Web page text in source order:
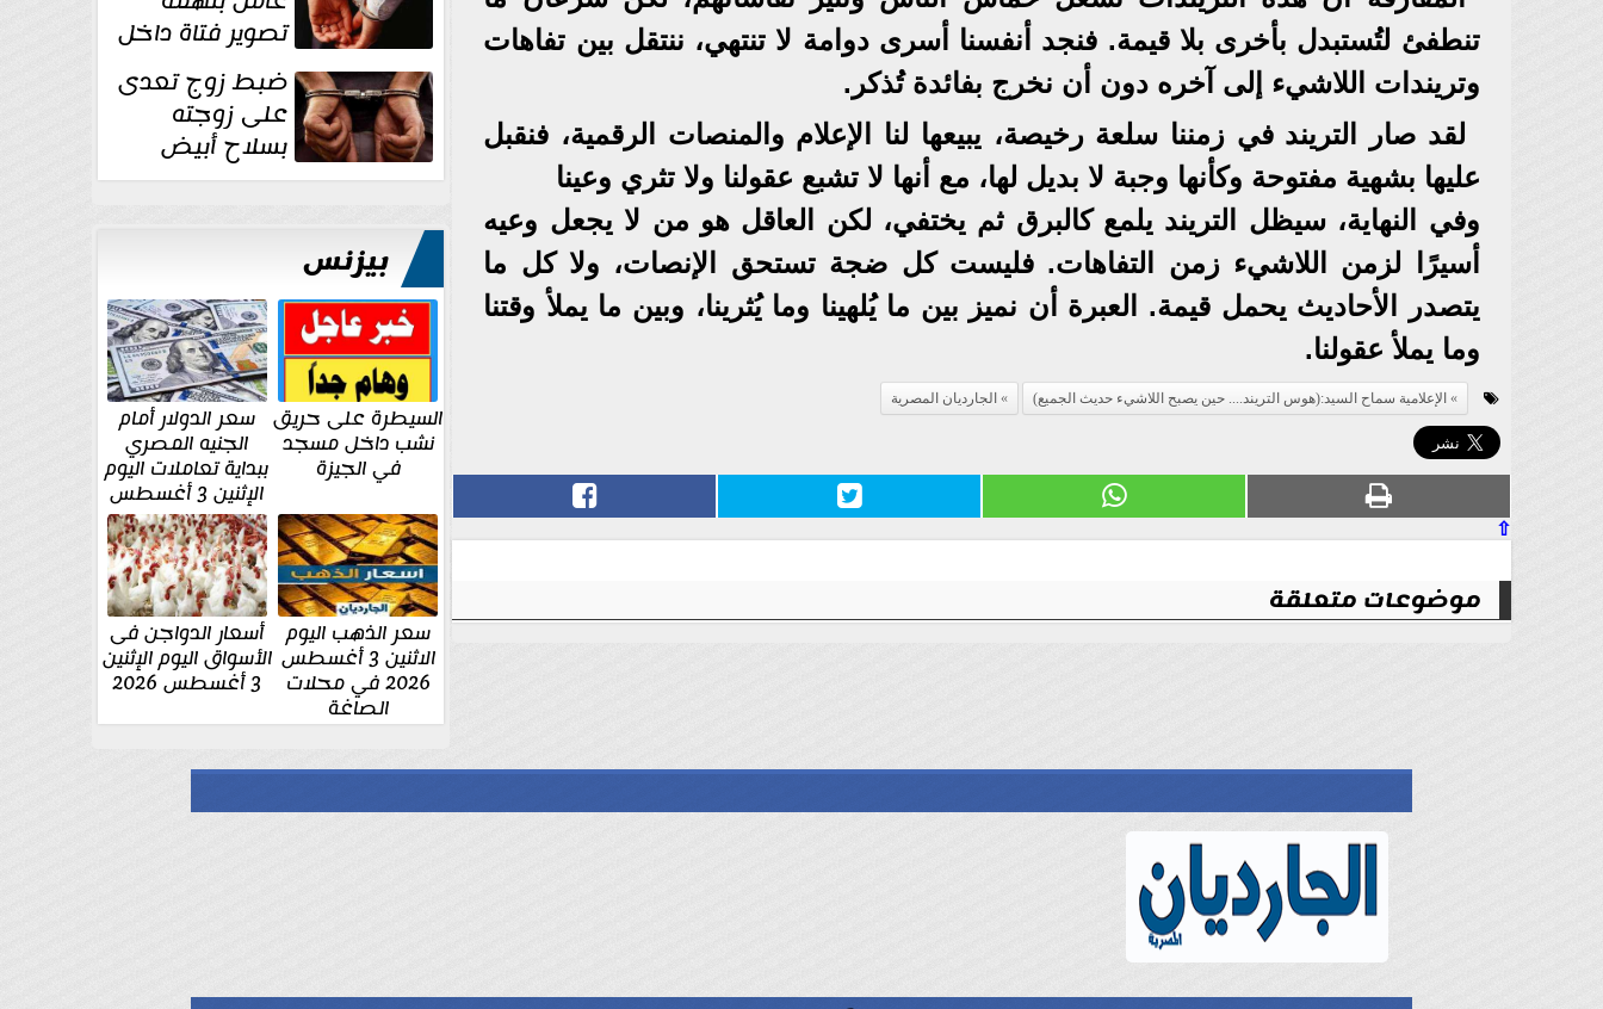
تنطفئ لتُستبدل بأخرى بلا قيمة. فنجد أنفسنا أسرى دوامة لا تنتهي، ننتقل بين تفاهات
وتريندات اللاشيء إلى آخره دون أن نخرج بفائدة تُذكر.
لقد صار التريند في زمننا سلعة رخيصة، يبيعها لنا الإعلام والمنصات الرقمية، فنقبل
عليها بشهية مفتوحة وكأنها وجبة لا بديل لها، مع أنها لا تشبع عقولنا ولا تثري وعينا
وفي النهاية، سيظل التريند يلمع كالبرق ثم يختفي، لكن العاقل هو من لا يجعل وعيه
أسيرًا لزمن اللاشيء زمن التفاهات. فليست كل ضجة تستحق الإنصات، ولا كل ما
يتصدر الأحاديث يحمل قيمة. العبرة أن نميز بين ما يُلهينا وما يُثرينا، وبين ما يملأ وقتنا
وما يملأ عقولنا.
الإعلامية سماح السيد:(هوس التريند.... حين يصبح اللاشيء حديث الجميع) الجارديان المصرية
⇧
موضوعات متعلقة
تصوير فتاة داخل
غرفة تغيير
الملابس بمحل في...ضبط زوج تعدى
على زوجته
بسلاح أبيض
وأصابها بجرح
بيزنس
السيطرة على حريق
نشب داخل مسجد
في الجيزة
سعر الدولار أمام
الجنيه المصري
ببداية تعاملات اليوم
الإثنين 3 أغسطس
سعر الذهب اليوم
الاثنين 3 أغسطس
2026 في محلات
الصاغة
أسعار الدواجن فى
الأسواق اليوم الإثنين
3 أغسطس 2026